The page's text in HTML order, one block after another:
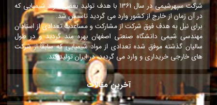
شرکت سپهرشیمی در سال 1361 با هدف تولید بعضی مواد شیمیایی که
در آن زمان از خارج از کشور وارد می گردید تاسیس شد.
برای نیل به هدف فوق شرکت از مشارکت و مساعدت تعدادی از استادان
مهندسی شیمی دانشگاه صنعتی اصفهان بهره مند گردید و در طول
سالیان گذشته موفق شده تعدادی از مواد شیمیایی که سابقاً از شرکت
های خارجی خریداری و وارد می گردید، در ایران تولید کند.
آخرین مقالات